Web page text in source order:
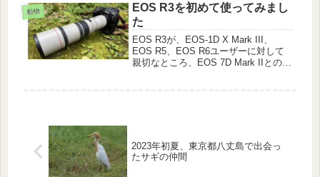
動物
EOS R3を初めて使ってみまし
た
EOS R3が、EOS-1D X Mark III、
EOS R5、EOS R6ユーザーに対して
親切なところ、EOS 7D Mark IIとの違
2023年初夏、東京都八丈島で出会っ
たサギの仲間